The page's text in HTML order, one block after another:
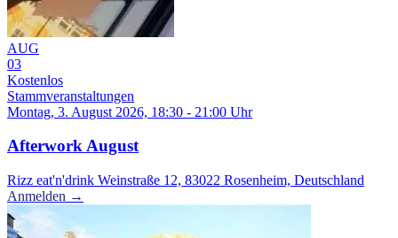
AUG
03
Kostenlos
Stammveranstaltungen
Montag, 3. August 2026, 18:30 - 21:00 Uhr
Afterwork August
Rizz eat'n'drink Weinstraße 12, 83022 Rosenheim, Deutschland
Anmelden →